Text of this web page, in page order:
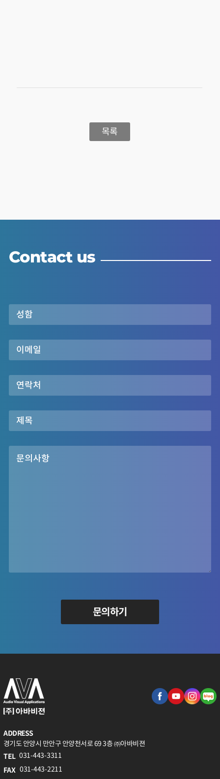
목록
Contact us
문의하기
ADDRESS
경기도 안양시 만안구 안양천서로 69 3층 ㈜아바비젼
TEL 031-443-3311
FAX 031-443-2211